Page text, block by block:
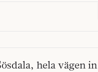
hela vägen